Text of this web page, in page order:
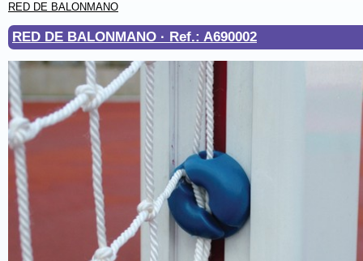
RED DE BALONMANO
RED DE BALONMANO · Ref.: A690002